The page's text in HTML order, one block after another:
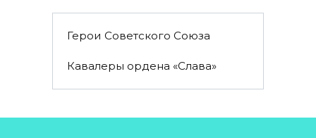
Герои Советского Союза
Кавалеры ордена «Слава»